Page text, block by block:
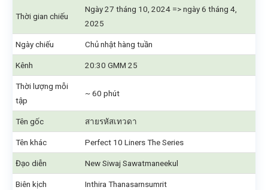
Thời gian chiếu
Ngày 27 tháng 10, 2024 => ngày 6 tháng 4,
2025
Ngày chiếu Chủ nhật hàng tuần
Kênh 20:30 GMM 25
Thời lượng mỗi
tập
~ 60 phút
Tên gốc สายรหัสเทวดา
Tên khác Perfect 10 Liners The Series
Đạo diễn New Siwaj Sawatmaneekul
Biên kịch Inthira Thanasarnsumrit